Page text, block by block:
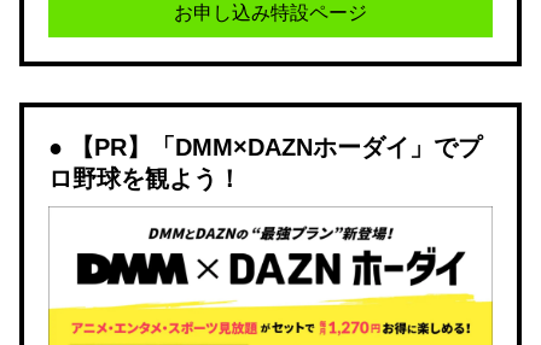
お申し込み特設ページ
【PR】「DMM×DAZNホーダイ」でプ
ロ野球を観よう！